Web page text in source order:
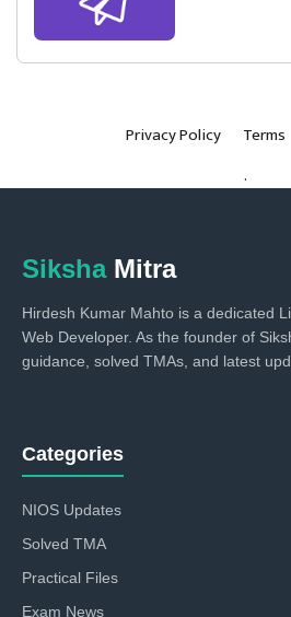
Privacy Policy Terms
.
Siksha Mitra
Hirdesh Kumar Mahto is a dedicated
Web Developer. As the founder of
guidance, solved TMAs, and latest
Categories
NIOS Updates
Solved TMA
Practical Files
Exam News